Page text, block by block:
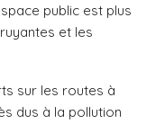
public est plus
et les
sur les routes à
dus à la pollution